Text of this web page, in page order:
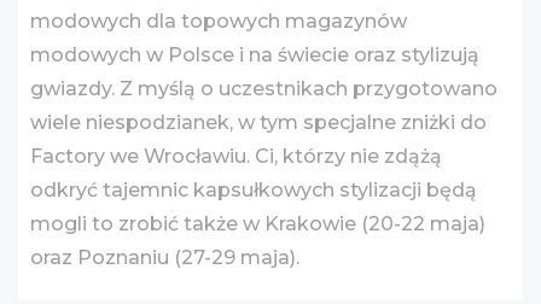
modowych dla topowych magazynów
modowych w Polsce i na świecie oraz stylizują
gwiazdy. Z myślą o uczestnikach przygotowano
wiele niespodzianek, w tym specjalne zniżki do
Factory we Wrocławiu. Ci, którzy nie zdążą
odkryć tajemnic kapsułkowych stylizacji będą
mogli to zrobić także w Krakowie (20-22 maja)
oraz Poznaniu (27-29 maja).